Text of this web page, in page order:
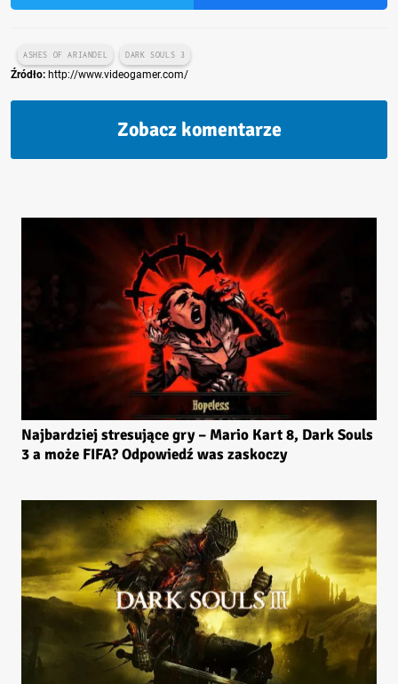
ASHES OF ARIANDEL DARK SOULS 3
Źródło: http://www.videogamer.com/
Zobacz komentarze
Najbardziej stresujące gry – Mario Kart 8, Dark Souls
3 a może FIFA? Odpowiedź was zaskoczy